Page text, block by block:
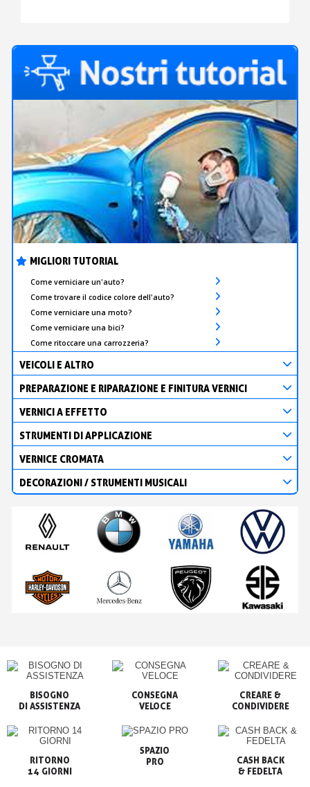
MIGLIORI TUTORIAL
Come verniciare un'auto?
Come trovare il codice colore dell'auto?
Come verniciare una moto?
Come verniciare una bici?
Come ritoccare una carrozzeria?
VEICOLI E ALTRO
PREPARAZIONE E RIPARAZIONE E FINITURA VERNICI
VERNICI A EFFETTO
STRUMENTI DI APPLICAZIONE
VERNICE CROMATA
DECORAZIONI / STRUMENTI MUSICALI
BISOGNO
CONSEGNA
VELOCE
CREARE &
CONDIVIDERE
RITORNO
14 GIORNI
SPAZIO
PRO
CASH BACK
& FEDELTA